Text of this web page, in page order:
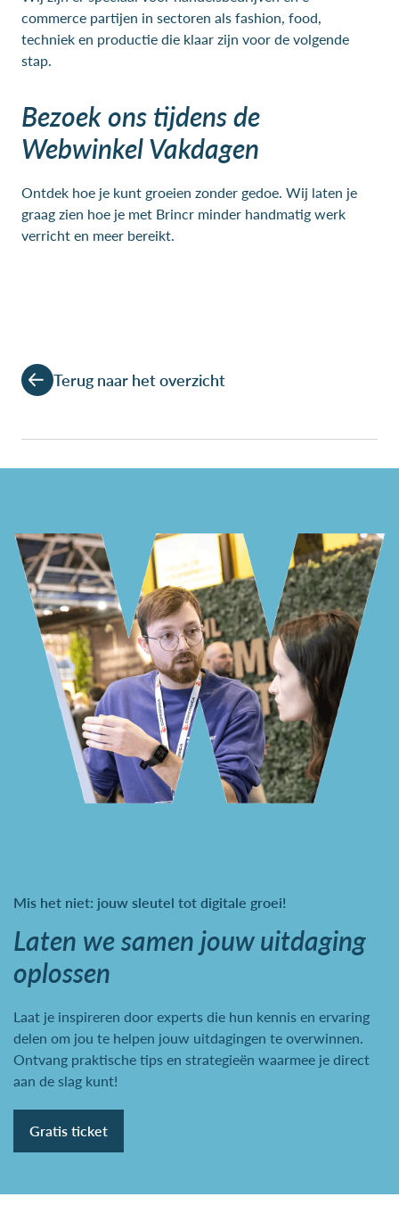
commerce partijen in sectoren als fashion, food,
techniek en productie die klaar zijn voor de volgende
stap.
Bezoek ons tijdens de
Webwinkel Vakdagen
Ontdek hoe je kunt groeien zonder gedoe. Wij laten je
graag zien hoe je met Brincr minder handmatig werk
verricht en meer bereikt.
Terug naar het overzicht
Mis het niet: jouw sleutel tot digitale groei!
Laten we samen jouw uitdaging
oplossen
Laat je inspireren door experts die hun kennis en ervaring
delen om jou te helpen jouw uitdagingen te overwinnen.
Ontvang praktische tips en strategieën waarmee je direct
aan de slag kunt!
Gratis ticket